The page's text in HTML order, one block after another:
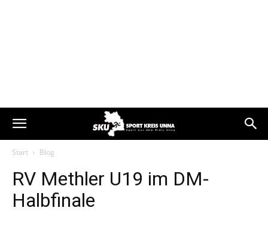
Start Blog
RV Methler U19 im DM-
Halbfinale